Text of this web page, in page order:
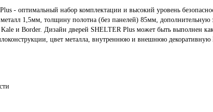
- оптимальный набор комплектации и высокий уровень
1,5мм, толщину полотна (без панелей) 85мм,
и Border. Дизайн дверей SHELTER Plus может быть выполнен
цвет металла, внутреннюю и внешнюю